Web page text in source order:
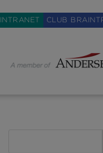
INTRANET CLUB